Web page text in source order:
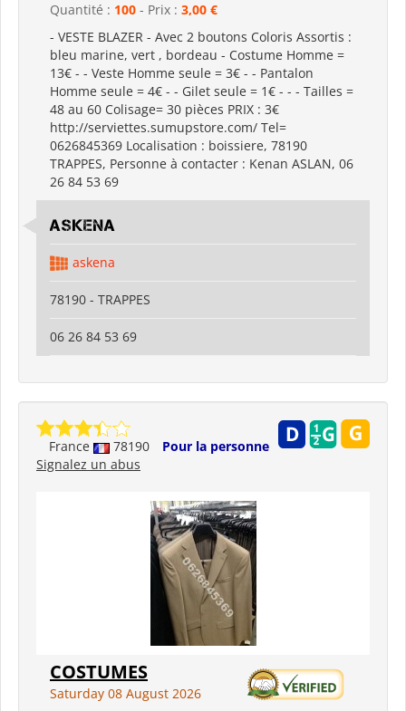
Quantité : 100 - Prix : 3,00 €
- VESTE BLAZER - Avec 2 boutons Coloris Assortis :
bleu marine, vert , bordeau - Costume Homme =
13€ - - Veste Homme seule = 3€ - - Pantalon
Homme seule = 4€ - - Gilet seule = 1€ - - - Tailles =
48 au 60 Colisage= 30 pièces PRIX : 3€
http://serviettes.sumupstore.com/ Tel=
0626845369 Localisation : boissiere, 78190
TRAPPES, Personne à contacter : Kenan ASLAN, 06
26 84 53 69
ASKENA
askena
78190 - TRAPPES
06 26 84 53 69
France 78190
Pour la personne
Signalez un abus
COSTUMES
Saturday 08 August 2026